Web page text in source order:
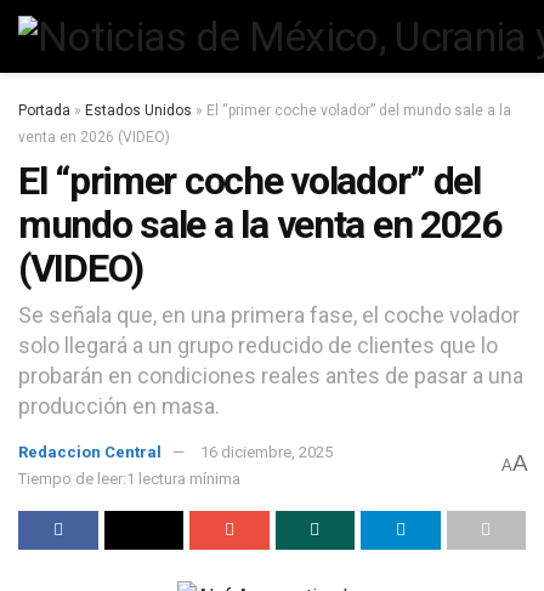
Portada » Estados Unidos » El “primer coche volador” del mundo sale a la
venta en 2026 (VIDEO)
El “primer coche volador” del
mundo sale a la venta en 2026
(VIDEO)
Se señala que, en una primera fase, el coche volador
solo llegará a un grupo reducido de clientes que lo
probarán en condiciones reales antes de pasar a una
producción en masa.
Redaccion Central
16 diciembre, 2025
Tiempo de leer:1 lectura mínima
AA